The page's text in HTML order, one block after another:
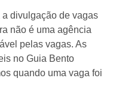
divulgação de vagas
não é uma agência
pelas vagas. As
no Guia Bento
quando uma vaga foi